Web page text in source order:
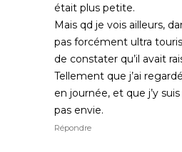
était plus petite.
Mais qd je vois ailleurs,
pas forcément ultra
de constater qu’il avait
Tellement que j’ai
en journée, et que j’y
pas envie.
Répondre